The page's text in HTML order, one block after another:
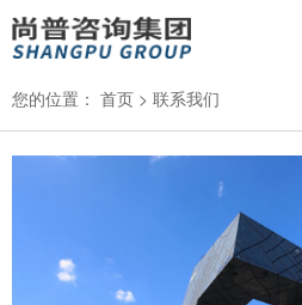
您的位置： 首页 > 联系我们